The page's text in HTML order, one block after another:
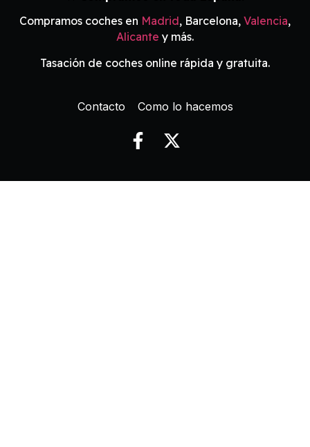
Compramos coches en Madrid, Barcelona, Valencia,
Alicante y más.
Tasación de coches online rápida y gratuita.
Contacto Como lo hacemos